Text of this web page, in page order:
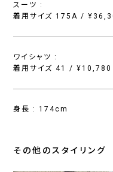
スーツ :
着用サイズ 175A /
ワイシャツ :
着用サイズ 41 / ¥10,780
身長 : 174cm
その他のスタイリング